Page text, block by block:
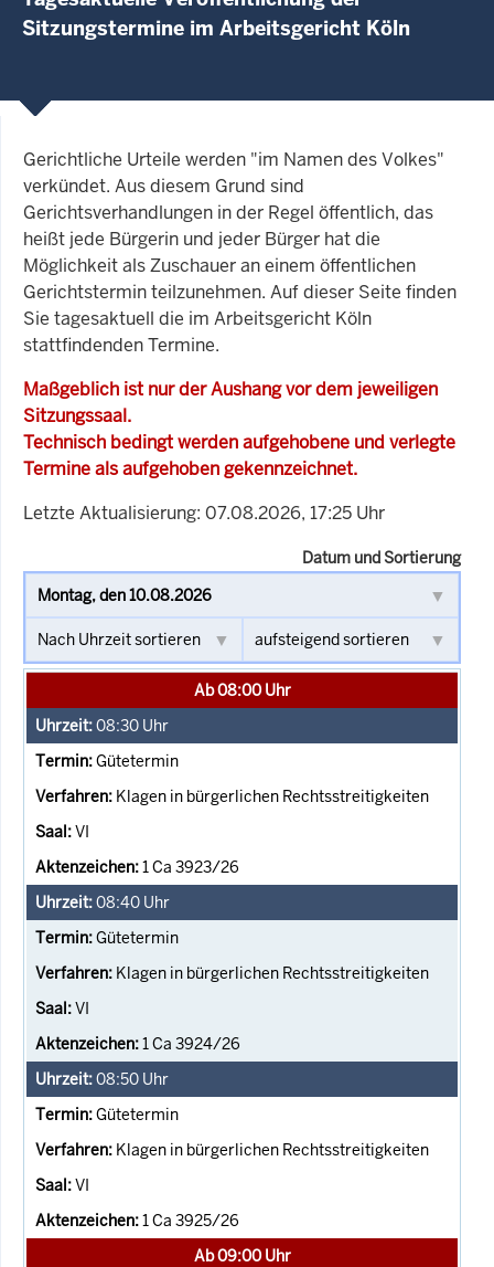
Sitzungstermine im Arbeitsgericht Köln
Gerichtliche Urteile werden "im Namen des Volkes"
verkündet. Aus diesem Grund sind
Gerichtsverhandlungen in der Regel öffentlich, das
heißt jede Bürgerin und jeder Bürger hat die
Möglichkeit als Zuschauer an einem öffentlichen
Gerichtstermin teilzunehmen. Auf dieser Seite finden
Sie tagesaktuell die im Arbeitsgericht Köln
stattfindenden Termine.
Maßgeblich ist nur der Aushang vor dem jeweiligen
Sitzungssaal.
Technisch bedingt werden aufgehobene und verlegte
Termine als aufgehoben gekennzeichnet.
Letzte Aktualisierung: 07.08.2026, 17:25 Uhr
Datum und Sortierung
Ab 08:00 Uhr
08:30 Uhr
Gütetermin
Klagen in bürgerlichen Rechtsstreitigkeiten
VI
1 Ca 3923/26
08:40 Uhr
Gütetermin
Klagen in bürgerlichen Rechtsstreitigkeiten
VI
1 Ca 3924/26
08:50 Uhr
Gütetermin
Klagen in bürgerlichen Rechtsstreitigkeiten
VI
1 Ca 3925/26
Ab 09:00 Uhr